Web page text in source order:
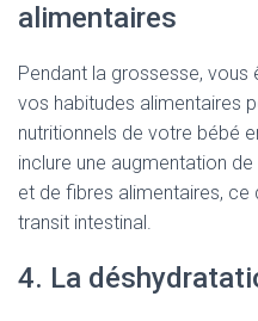
alimentaires
Pendant la grossesse,
vos habitudes alimentaires
nutritionnels de votre bébé
inclure une augmentation
et de fibres alimentaires, ce
transit intestinal.
4. La